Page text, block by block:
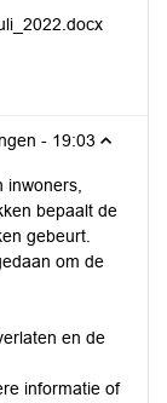
- 19:03
inwoners,
bepaalt de
gebeurt.
om de
en de
informatie of